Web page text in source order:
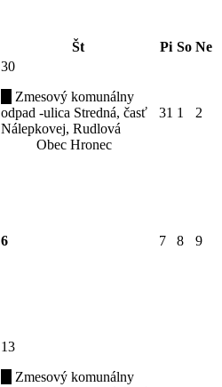
Št Pi So Ne
30
Zmesový komunálny
odpad -ulica Stredná, časť
Nálepkovej, Rudlová
Obec Hronec
31 1 2
6 7 8 9
13
Zmesový komunálny